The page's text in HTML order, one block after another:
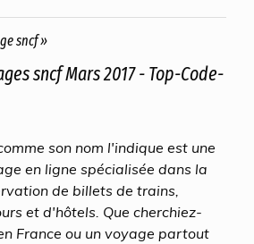
sncf »
sncf Mars 2017 - Top-Code-
son nom l'indique est une
en ligne spécialisée dans la
de billets de trains,
et d'hôtels. Que cherchiez-
France ou un voyage partout